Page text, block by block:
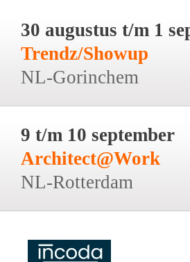
30 augustus t/m 1
Trendz/Showup
NL-Gorinchem
9 t/m 10 september
Architect@Work
NL-Rotterdam